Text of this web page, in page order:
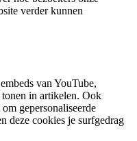
verder kunnen
van YouTube,
in artikelen. Ook
gepersonaliseerde
deze cookies je surfgedrag